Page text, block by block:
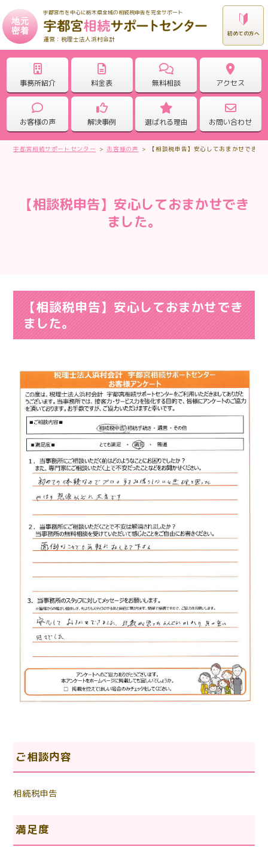
宇都宮市を中心に栃木県全域の相続税申告を完全サポート
地元
密着
税理士法人浜村会計
初めての方へ
事務所紹介 料金表 無料相談 アクセス
お客様の声 解決事例 選ばれる理由 お問い合わせ
宇都宮相続サポートセンター > お客様の声 > 【相談税申告】安心しておまかせできま
【相談税申告】安心しておまかせでき
ました。
【相談税申告】安心しておまかせでき
ました。
ご相談内容
相続税申告
満足度